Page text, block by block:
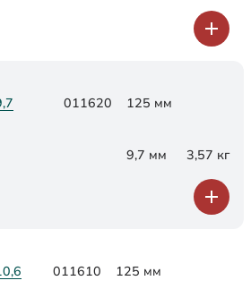
011620 125 мм
9,7 мм 3,57 кг
011610 125 мм